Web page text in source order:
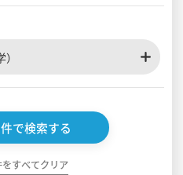
で検索する
すべてクリア